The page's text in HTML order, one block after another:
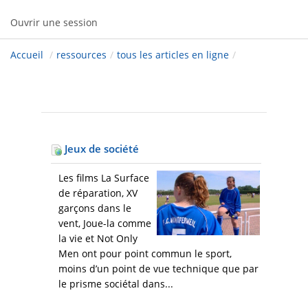
Ouvrir une session
Accueil / ressources / tous les articles en ligne /
Jeux de société
Les films La Surface
de réparation, XV
garçons dans le
vent, Joue-la comme
la vie et Not Only
Men ont pour point commun le sport,
moins d’un point de vue technique que par
le prisme sociétal dans...